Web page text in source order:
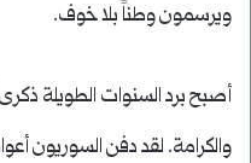
ويرسمون وطناً بلا خوف.
أصبح برد السنوات الطويلة
والكرامة. لقد دفن السوريون